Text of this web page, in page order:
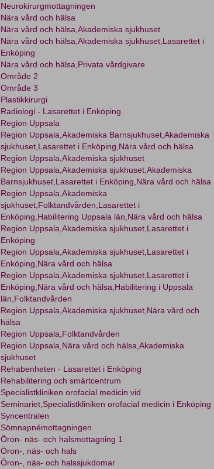
Neurokirurgmottagningen
Nära vård och hälsa
Nära vård och hälsa,Akademiska sjukhuset
Nära vård och hälsa,Akademiska sjukhuset,Lasarettet i
Enköping
Nära vård och hälsa,Privata vårdgivare
Område 2
Område 3
Plastikkirurgi
Radiologi - Lasarettet i Enköping
Region Uppsala
Region Uppsala,Akademiska Barnsjukhuset,Akademiska
sjukhuset,Lasarettet i Enköping,Nära vård och hälsa
Region Uppsala,Akademiska sjukhuset
Region Uppsala,Akademiska sjukhuset,Akademiska
Barnsjukhuset,Lasarettet i Enköping,Nära vård och hälsa
Region Uppsala,Akademiska
sjukhuset,Folktandvården,Lasarettet i
Enköping,Habilitering Uppsala län,Nära vård och hälsa
Region Uppsala,Akademiska sjukhuset,Lasarettet i
Enköping
Region Uppsala,Akademiska sjukhuset,Lasarettet i
Enköping,Nära vård och hälsa
Region Uppsala,Akademiska sjukhuset,Lasarettet i
Enköping,Nära vård och hälsa,Habilitering i Uppsala
län,Folktandvården
Region Uppsala,Akademiska sjukhuset,Nära vård och
hälsa
Region Uppsala,Folktandvården
Region Uppsala,Nära vård och hälsa,Akademiska
sjukhuset
Rehabenheten - Lasarettet i Enköping
Rehabilitering och smärtcentrum
Specialistkliniken orofacial medicin vid
Seminariet,Specialistkliniken orofacial medicin i Enköping
Syncentralen
Sömnapnémottagningen
Öron- näs- och halsmottagning 1
Öron-, näs- och hals
Öron-, näs- och halssjukdomar